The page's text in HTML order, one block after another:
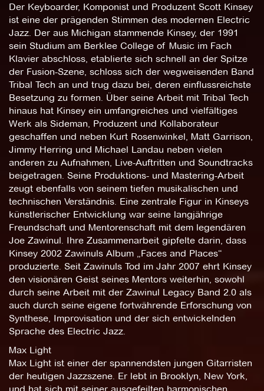
Der Keyboarder, Komponist und Produzent Scott Kinsey
ist eine der prägenden Stimmen des modernen Electric
Jazz. Der aus Michigan stammende Kinsey, der 1991
sein Studium am Berklee College of Music im Fach
Klavier abschloss, etablierte sich schnell an der Spitze
der Fusion-Szene, schloss sich der wegweisenden Band
Tribal Tech an und trug dazu bei, deren einflussreichste
Besetzung zu formen. Über seine Arbeit mit Tribal Tech
hinaus hat Kinsey ein umfangreiches und vielfältiges
Werk als Sideman, Produzent und Kollaborateur
geschaffen und neben Kurt Rosenwinkel, Matt Garrison,
Jimmy Herring und Michael Landau neben vielen
anderen zu Aufnahmen, Live-Auftritten und Soundtracks
beigetragen. Seine Produktions- und Mastering-Arbeit
zeugt ebenfalls von seinem tiefen musikalischen und
technischen Verständnis. Eine zentrale Figur in Kinseys
künstlerischer Entwicklung war seine langjährige
Freundschaft und Mentorenschaft mit dem legendären
Joe Zawinul. Ihre Zusammenarbeit gipfelte darin, dass
Kinsey 2002 Zawinuls Album „Faces and Places“
produzierte. Seit Zawinuls Tod im Jahr 2007 ehrt Kinsey
den visionären Geist seines Mentors weiterhin, sowohl
durch seine Arbeit mit der Zawinul Legacy Band 2.0 als
auch durch seine eigene fortwährende Erforschung von
Synthese, Improvisation und der sich entwickelnden
Sprache des Electric Jazz.
Max Light
Max Light ist einer der spannendsten jungen Gitarristen
der heutigen Jazzszene. Er lebt in Brooklyn, New York,
und hat sich mit seiner ausgefeilten harmonischen